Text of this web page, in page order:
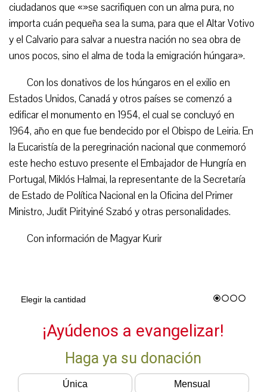
ciudadanos que «»se sacrifiquen con un alma pura, no
importa cuán pequeña sea la suma, para que el Altar Votivo
y el Calvario para salvar a nuestra nación no sea obra de
unos pocos, sino el alma de toda la emigración húngara».
Con los donativos de los húngaros en el exilio en
Estados Unidos, Canadá y otros países se comenzó a
edificar el monumento en 1954, el cual se concluyó en
1964, año en que fue bendecido por el Obispo de Leiria. En
la Eucaristía de la peregrinación nacional que conmemoró
este hecho estuvo presente el Embajador de Hungría en
Portugal, Miklós Halmai, la representante de la Secretaría
de Estado de Política Nacional en la Oficina del Primer
Ministro, Judit Pirityiné Szabó y otras personalidades.
Con información de Magyar Kurir